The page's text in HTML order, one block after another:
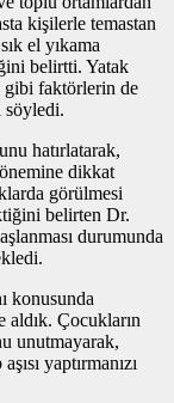
kişilerle temastan
el yıkama
belirtti. Yatak
gibi faktörlerin de
söyledi.
hatırlatarak,
dikkat
görülmesi
belirten Dr.
durumunda
konusunda
Çocukların
unutmayarak,
yaptırmanızı